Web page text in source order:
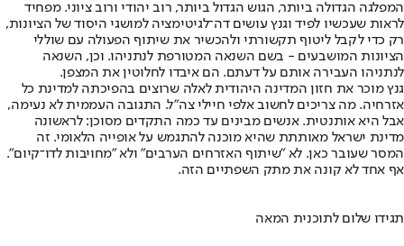
המפלגה הגדולה ביותר, הגוש הגדול ביותר, רוב יהודי ורוב ציוני. מפחיד
לראות שעכשיו לפיד וגנץ עושים דה־לגיטימציה למושגי היסוד של הציונות,
רק כדי לקבל ליטוף תקשורתי ולהכשיר את שיתוף הפעולה עם שוללי
הציונות המושבעים - בשם השנאה המטורפת לנתניהו. וכן, השנאה
לנתניהו העבירה אותם על דעתם. הם איבדו לחלוטין את המצפן.
גנץ מוכר את חזון המדינה היהודית לאלה שרוצים בהפיכתה למדינת כל
אזרחיה. מה צריכים לחשוב אלפי חיילי צה"ל. התגובה העממית לא נעימה,
אבל היא אותנטית. אנשים מבינים עד כמה התקדים מסוכן: לראשונה
מדינת ישראל מאותתת שהיא מוכנה להתגמש על אופייה הלאומי. זה
המסר שעובר כאן. לא "שיתוף האזרחים הערבים" ולא "מחויבות לדו־קיום".
אף אחד לא קונה את מתק השפתיים הזה.
תגידו שלום לתוכנית המאה